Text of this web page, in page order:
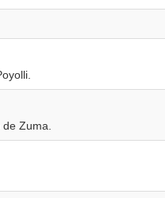
Zuma.